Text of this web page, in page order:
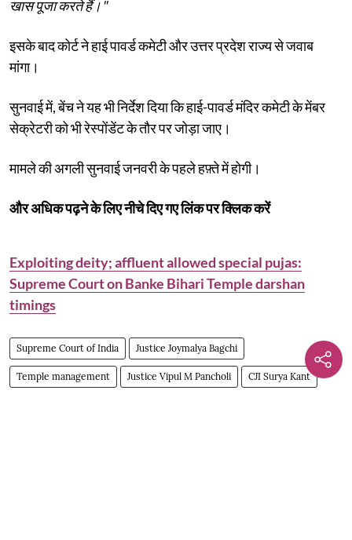
खास पूजा करते हैं।"
इसके बाद कोर्ट ने हाई पावर्ड कमेटी और उत्तर प्रदेश राज्य से जवाब
मांगा।
सुनवाई में, बेंच ने यह भी निर्देश दिया कि हाई-पावर्ड मंदिर कमेटी के मेंबर
सेक्रेटरी को भी रेस्पोंडेंट के तौर पर जोड़ा जाए।
मामले की अगली सुनवाई जनवरी के पहले हफ़्ते में होगी।
और अधिक पढ़ने के लिए नीचे दिए गए लिंक पर क्लिक करें
Exploiting deity; affluent allowed special pujas:
Supreme Court on Banke Bihari Temple darshan
timings
Supreme Court of India Justice Joymalya Bagchi
Temple management Justice Vipul M Pancholi CJI Surya Kant